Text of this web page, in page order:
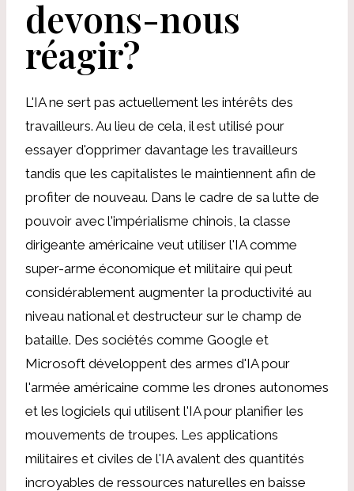
devons-nous
réagir?
L'IA ne sert pas actuellement les intérêts des
travailleurs. Au lieu de cela, il est utilisé pour
essayer d'opprimer davantage les travailleurs
tandis que les capitalistes le maintiennent afin de
profiter de nouveau. Dans le cadre de sa lutte de
pouvoir avec l'impérialisme chinois, la classe
dirigeante américaine veut utiliser l'IA comme
super-arme économique et militaire qui peut
considérablement augmenter la productivité au
niveau national et destructeur sur le champ de
bataille. Des sociétés comme Google et
Microsoft développent des armes d'IA pour
l'armée américaine comme les drones autonomes
et les logiciels qui utilisent l'IA pour planifier les
mouvements de troupes. Les applications
militaires et civiles de l'IA avalent des quantités
incroyables de ressources naturelles en baisse